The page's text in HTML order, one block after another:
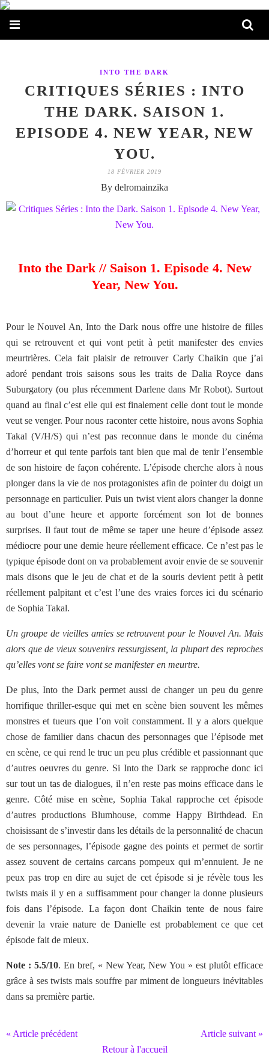
INTO THE DARK
CRITIQUES SÉRIES : INTO
THE DARK. SAISON 1.
EPISODE 4. NEW YEAR, NEW
YOU.
18 FÉVRIER 2019
By delromainzika
Into the Dark // Saison 1. Episode 4. New
Year, New You.
Pour le Nouvel An, Into the Dark nous offre une histoire de filles
qui se retrouvent et qui vont petit à petit manifester des envies
meurtrières. Cela fait plaisir de retrouver Carly Chaikin que j’ai
adoré pendant trois saisons sous les traits de Dalia Royce dans
Suburgatory (ou plus récemment Darlene dans Mr Robot). Surtout
quand au final c’est elle qui est finalement celle dont tout le monde
veut se venger. Pour nous raconter cette histoire, nous avons Sophia
Takal (V/H/S) qui n’est pas reconnue dans le monde du cinéma
d’horreur et qui tente parfois tant bien que mal de tenir l’ensemble
de son histoire de façon cohérente. L’épisode cherche alors à nous
plonger dans la vie de nos protagonistes afin de pointer du doigt un
personnage en particulier. Puis un twist vient alors changer la donne
au bout d’une heure et apporte forcément son lot de bonnes
surprises. Il faut tout de même se taper une heure d’épisode assez
médiocre pour une demie heure réellement efficace. Ce n’est pas le
typique épisode dont on va probablement avoir envie de se souvenir
mais disons que le jeu de chat et de la souris devient petit à petit
réellement palpitant et c’est l’une des vraies forces ici du scénario
de Sophia Takal.
Un groupe de vieilles amies se retrouvent pour le Nouvel An. Mais
alors que de vieux souvenirs ressurgissent, la plupart des reproches
qu’elles vont se faire vont se manifester en meurtre.
De plus, Into the Dark permet aussi de changer un peu du genre
horrifique thriller-esque qui met en scène bien souvent les mêmes
monstres et tueurs que l’on voit constamment. Il y a alors quelque
chose de familier dans chacun des personnages que l’épisode met
en scène, ce qui rend le truc un peu plus crédible et passionnant que
d’autres oeuvres du genre. Si Into the Dark se rapproche donc ici
sur tout un tas de dialogues, il n’en reste pas moins efficace dans le
genre. Côté mise en scène, Sophia Takal rapproche cet épisode
d’autres productions Blumhouse, comme Happy Birthdead. En
choisissant de s’investir dans les détails de la personnalité de chacun
de ses personnages, l’épisode gagne des points et permet de sortir
assez souvent de certains carcans pompeux qui m’ennuient. Je ne
peux pas trop en dire au sujet de cet épisode si je révèle tous les
twists mais il y en a suffisamment pour changer la donne plusieurs
fois dans l’épisode. La façon dont Chaikin tente de nous faire
devenir la vraie nature de Danielle est probablement ce que cet
épisode fait de mieux.
Note : 5.5/10. En bref, « New Year, New You » est plutôt efficace
grâce à ses twists mais souffre par miment de longueurs inévitables
dans sa première partie.
« Article précédent
Article suivant »
Retour à l'accueil